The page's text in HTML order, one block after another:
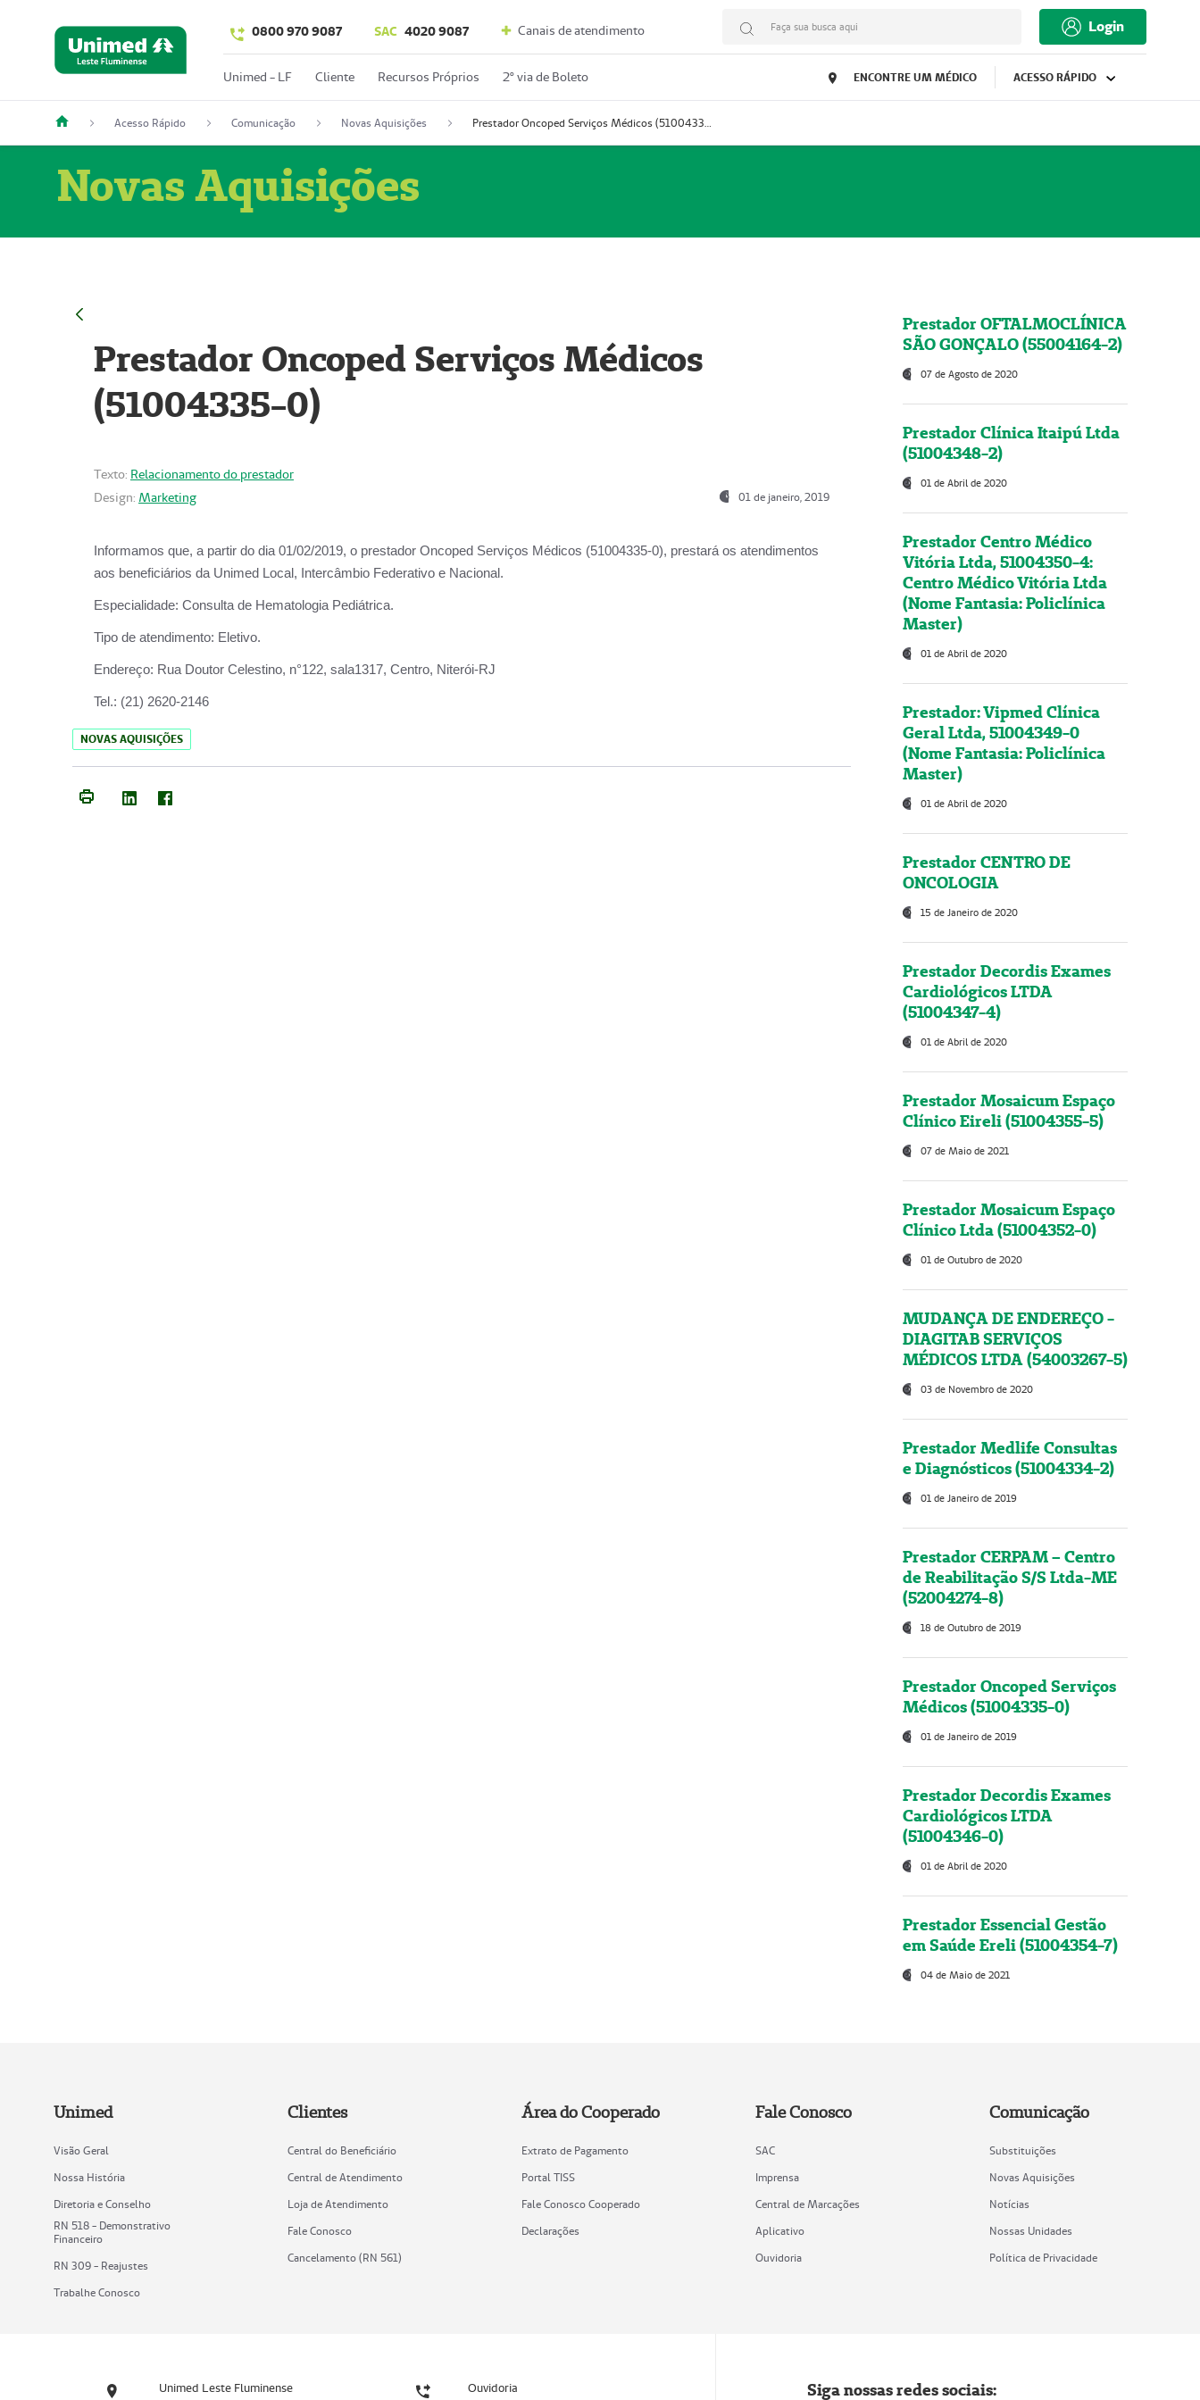
0800 970 9087 SAC 4020 9087 Canais de atendimento Faça sua busca aqui Login
Unimed - LF Cliente Recursos Próprios 2º via de Boleto ENCONTRE UM MÉDICO ACESSO RÁPIDO
Acesso Rápido Comunicação Novas Aquisições Prestador Oncoped Serviços Médicos (51004335-0)
Novas Aquisições
Prestador Oncoped Serviços Médicos
(51004335-0)
Texto: Relacionamento do prestador
Design: Marketing 01 de janeiro, 2019
Informamos que, a partir do dia 01/02/2019, o prestador Oncoped Serviços Médicos (51004335-0), prestará os atendimentos
aos beneficiários da Unimed Local, Intercâmbio Federativo e Nacional.
Especialidade: Consulta de Hematologia Pediátrica.
Tipo de atendimento: Eletivo.
Endereço: Rua Doutor Celestino, n°122, sala1317, Centro, Niterói-RJ
Tel.: (21) 2620-2146
NOVAS AQUISIÇÕES
Prestador OFTALMOCLÍNICA
SÃO GONÇALO (55004164-2)
07 de Agosto de 2020
Prestador Clínica Itaipú Ltda
(51004348-2)
01 de Abril de 2020
Prestador Centro Médico
Vitória Ltda, 51004350-4:
Centro Médico Vitória Ltda
(Nome Fantasia: Policlínica
Master)
01 de Abril de 2020
Prestador: Vipmed Clínica
Geral Ltda, 51004349-0
(Nome Fantasia: Policlínica
Master)
01 de Abril de 2020
Prestador CENTRO DE
ONCOLOGIA
15 de Janeiro de 2020
Prestador Decordis Exames
Cardiológicos LTDA
(51004347-4)
01 de Abril de 2020
Prestador Mosaicum Espaço
Clínico Eireli (51004355-5)
07 de Maio de 2021
Prestador Mosaicum Espaço
Clínico Ltda (51004352-0)
01 de Outubro de 2020
MUDANÇA DE ENDEREÇO -
DIAGITAB SERVIÇOS
MÉDICOS LTDA (54003267-5)
03 de Novembro de 2020
Prestador Medlife Consultas
e Diagnósticos (51004334-2)
01 de Janeiro de 2019
Prestador CERPAM – Centro
de Reabilitação S/S Ltda-ME
(52004274-8)
18 de Outubro de 2019
Prestador Oncoped Serviços
Médicos (51004335-0)
01 de Janeiro de 2019
Prestador Decordis Exames
Cardiológicos LTDA
(51004346-0)
01 de Abril de 2020
Prestador Essencial Gestão
em Saúde Ereli (51004354-7)
04 de Maio de 2021
Unimed
Visão Geral
Nossa História
Diretoria e Conselho
RN 518 - Demonstrativo
Financeiro
RN 309 - Reajustes
Trabalhe Conosco
Clientes
Central do Beneficiário
Central de Atendimento
Loja de Atendimento
Fale Conosco
Cancelamento (RN 561)
Área do Cooperado
Extrato de Pagamento
Portal TISS
Fale Conosco Cooperado
Declarações
Fale Conosco
SAC
Imprensa
Central de Marcações
Aplicativo
Ouvidoria
Comunicação
Substituições
Novas Aquisições
Notícias
Nossas Unidades
Política de Privacidade
Unimed Leste Fluminense Ouvidoria Siga nossas redes sociais: